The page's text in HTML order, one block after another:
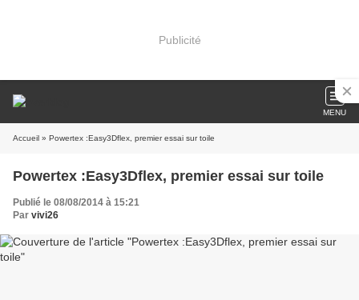
Publicité
MENU
Accueil » Powertex :Easy3Dflex, premier essai sur toile
Powertex :Easy3Dflex, premier essai sur toile
Publié le 08/08/2014 à 15:21
Par vivi26